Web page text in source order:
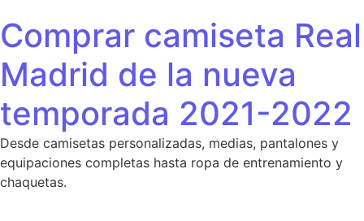
Comprar camiseta Real
Madrid de la nueva
temporada 2021-2022
Desde camisetas personalizadas, medias, pantalones y
equipaciones completas hasta ropa de entrenamiento y
chaquetas.